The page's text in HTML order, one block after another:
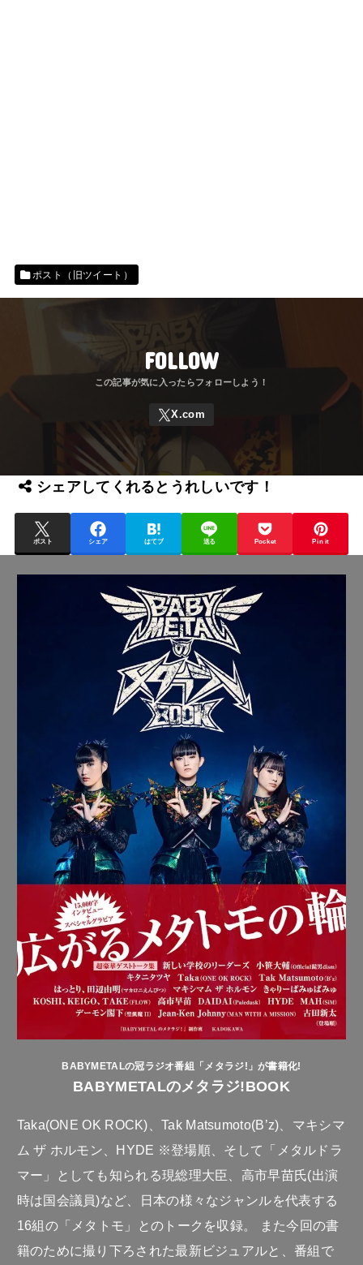
ポスト（旧ツイート）
FOLLOW
シェアしてくれるとうれしいです！
ポスト シェア はてブ 送る Pocket Pin it
BABYMETALの冠ラジオ番組「メタラジ!」が書籍化!
BABYMETALのメタラジ!BOOK
Taka(ONE OK ROCK)、Tak Matsumoto(B’z)、マキシマ
ム ザ ホルモン、HYDE ※登場順、そして「メタルドラ
マー」としても知られる現総理大臣、高市早苗氏(出演
時は国会議員)など、日本の様々なジャンルを代表する
16組の「メタトモ」とのトークを収録。 また今回の書
籍のために撮り下ろされた最新ビジュアルと、番組で